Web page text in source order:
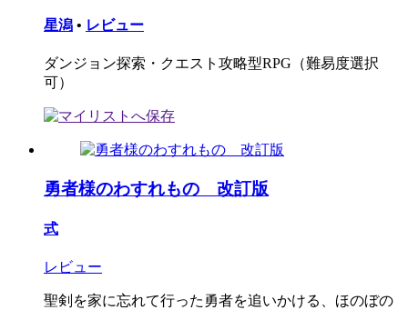
星潟 • レビュー
ダンジョン探索・クエスト攻略型RPG（難易度選択
可）
勇者様のわすれもの 改訂版
式
レビュー
聖剣を家に忘れて行った勇者を追いかける、ほのぼの